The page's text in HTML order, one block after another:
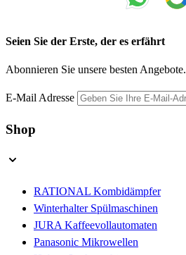
Seien Sie der Erste, der es erfährt
Abonnieren Sie unsere besten Angebote.
E-Mail Adresse
Shop
RATIONAL Kombidämpfer
Winterhalter Spülmaschinen
JURA Kaffeevollautomaten
Panasonic Mikrowellen